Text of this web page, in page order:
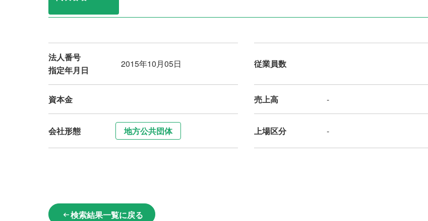
法人番号
指定年月日
2015年10月05日 従業員数
資本金 売上高 -
会社形態 地方公共団体 上場区分 -
arrow_left_alt検索結果一覧に戻る